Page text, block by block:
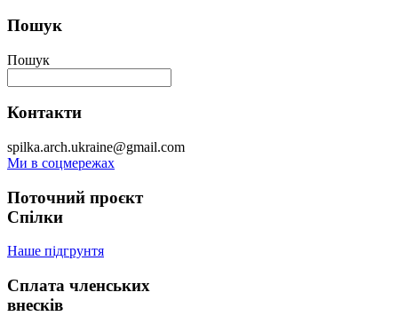
Пошук
Пошук
Контакти
spilka.arch.ukraine@gmail.com
Ми в соцмережах
Поточний проєкт
Спілки
Наше підгрунтя
Сплата членських
внесків